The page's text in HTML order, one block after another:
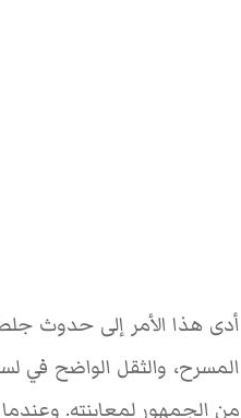
أدى هذا الأمر إلى حدوث
المسرح، والثقل الواضح
من الجمهور لمعاينته.